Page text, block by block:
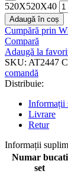
520X520X40
Adaugă în coș
Cumpără prin
Compară
Adaugă la
SKU: AT2447
comandă
Distribuie:
Informații
Livrare
Retur
Informații
Numar bucati
set